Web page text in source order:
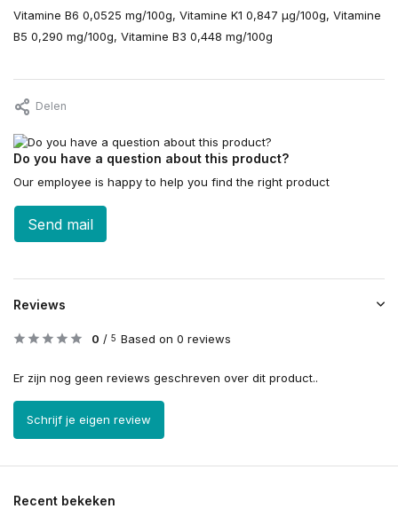
Vitamine B6 0,0525 mg/100g, Vitamine K1 0,847 µg/100g, Vitamine
B5 0,290 mg/100g, Vitamine B3 0,448 mg/100g
Delen
Do you have a question about this product?
Our employee is happy to help you find the right product
Send mail
Reviews
0 / 5 Based on 0 reviews
Er zijn nog geen reviews geschreven over dit product..
Schrijf je eigen review
Recent bekeken